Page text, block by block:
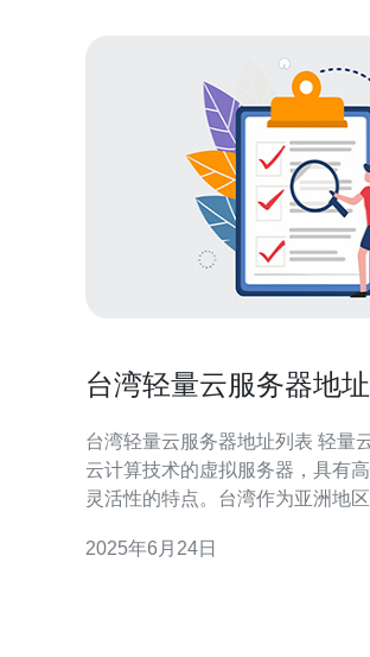
台湾轻量云服务器地
台湾轻量云服务器地址列表 轻量云服务器是一种基于
云计算技术的虚拟服务器，具有
灵活性的特点。台湾作为亚洲地
供稳定的服务器服务。 以下是台湾一些知名的轻量云
2025年6月24日